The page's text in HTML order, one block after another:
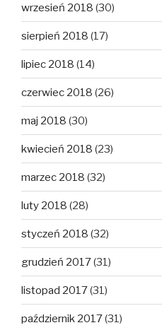
wrzesień 2018 (30)
sierpień 2018 (17)
lipiec 2018 (14)
czerwiec 2018 (26)
maj 2018 (30)
kwiecień 2018 (23)
marzec 2018 (32)
luty 2018 (28)
styczeń 2018 (32)
grudzień 2017(31)
listopad 2017(31)
październik 2017(31)